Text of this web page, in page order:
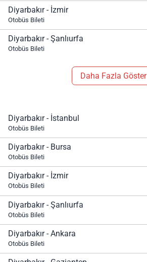
Diyarbakır - İzmir
Otobüs Bileti
Diyarbakır - Şanlıurfa
Otobüs Bileti
Daha Fazla Göster
Diyarbakır - İstanbul
Otobüs Bileti
Diyarbakır - Bursa
Otobüs Bileti
Diyarbakır - İzmir
Otobüs Bileti
Diyarbakır - Şanlıurfa
Otobüs Bileti
Diyarbakır - Ankara
Otobüs Bileti